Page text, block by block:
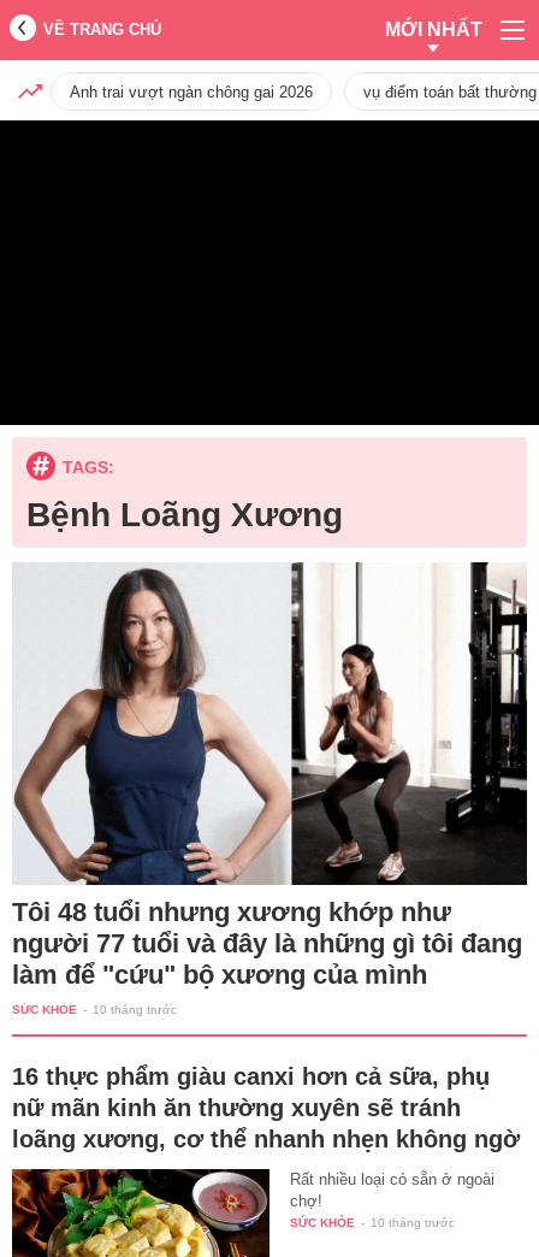
VỀ TRANG CHỦ MỚI NHẤT
Anh trai vượt ngàn chông gai 2026 vụ điểm toán bất
TAGS:
Bệnh Loãng Xương
Tôi 48 tuổi nhưng xương khớp như
người 77 tuổi và đây là những gì tôi đang
làm để "cứu" bộ xương của mình
SỨC KHỎE - 10 tháng trước
16 thực phẩm giàu canxi hơn cả sữa, phụ
nữ mãn kinh ăn thường xuyên sẽ tránh
loãng xương, cơ thể nhanh nhẹn không ngờ
Rất nhiều loại có sẵn ở ngoài
chợ!
SỨC KHỎE - 10 tháng trước